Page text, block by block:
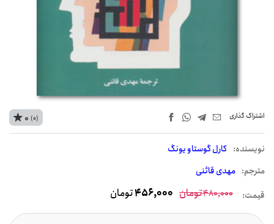
اشتراک‌ گذاری
نويسنده: کارل گوستاو یونگ
مترجم: مهدی قائنی
0 (0)
قیمت: 480,000تومان 456,000تومان